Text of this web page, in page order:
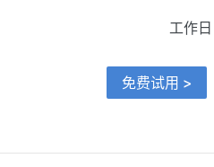
工作
免费试用 >